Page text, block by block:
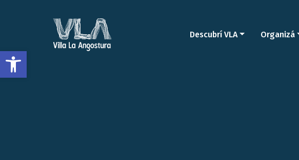
Open toolbar
Descubrí VLA Organizá